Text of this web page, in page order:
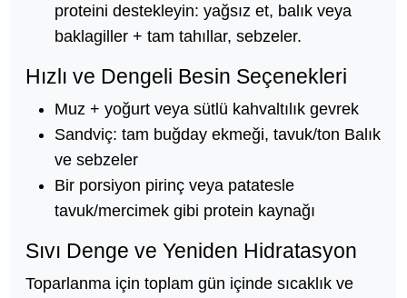
proteini destekleyin: yağsız et, balık veya
baklagiller + tam tahıllar, sebzeler.
Hızlı ve Dengeli Besin Seçenekleri
Muz + yoğurt veya sütlü kahvaltılık gevrek
Sandviç: tam buğday ekmeği, tavuk/ton Balık
ve sebzeler
Bir porsiyon pirinç veya patatesle
tavuk/mercimek gibi protein kaynağı
Sıvı Denge ve Yeniden Hidratasyon
Toparlanma için toplam gün içinde sıcaklık ve